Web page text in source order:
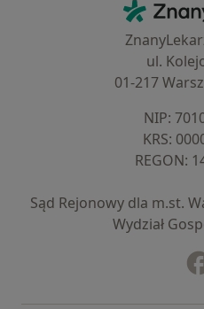
ul.
01-217
NIP:
KRS:
REGON:
Sąd Rejonowy dla m.st.
Wydział